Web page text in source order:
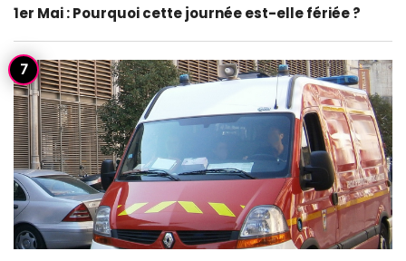
1er Mai : Pourquoi cette journée est-elle fériée ?